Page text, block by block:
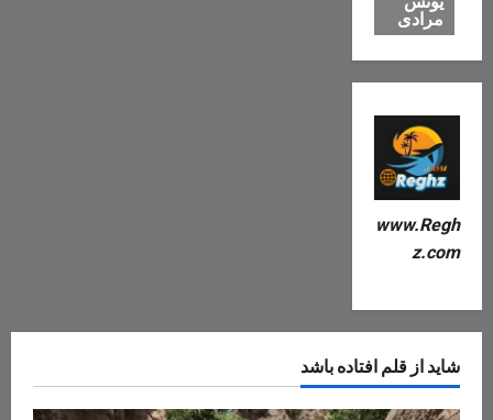
مرادی
www.Regh
z.com
شاید از قلم افتاده باشد